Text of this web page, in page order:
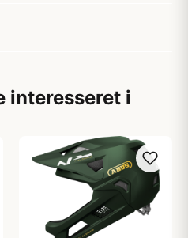
interesseret i